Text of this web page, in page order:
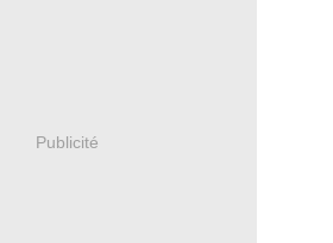
Publicité